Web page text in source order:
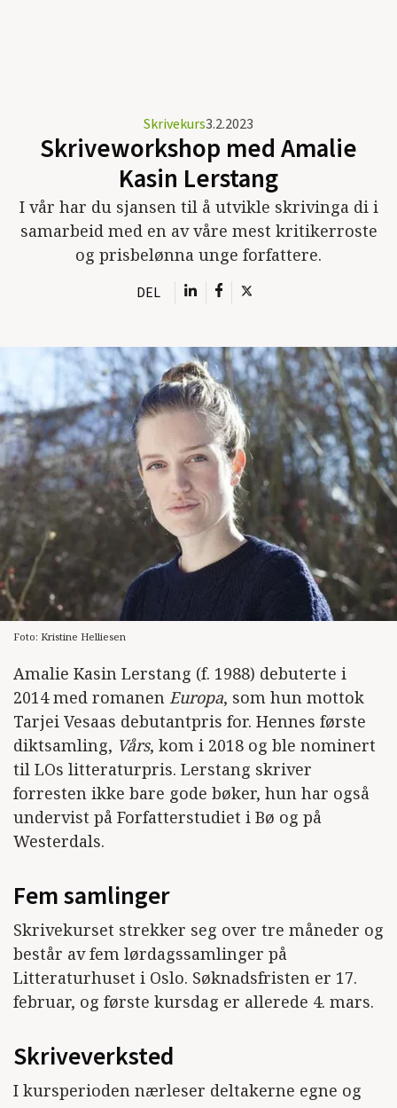
Skrivekurs3.2.2023
Skriveworkshop med Amalie
Kasin Lerstang
I vår har du sjansen til å utvikle skrivinga di i
samarbeid med en av våre mest kritikerroste
og prisbelønna unge forfattere.
DEL
Foto: Kristine Helliesen
Amalie Kasin Lerstang (f. 1988) debuterte i
2014 med romanen Europa, som hun mottok
Tarjei Vesaas debutantpris for. Hennes første
diktsamling, Vårs, kom i 2018 og ble nominert
til LOs litteraturpris. Lerstang skriver
forresten ikke bare gode bøker, hun har også
undervist på Forfatterstudiet i Bø og på
Westerdals.
Fem samlinger
Skrivekurset strekker seg over tre måneder og
består av fem lørdagssamlinger på
Litteraturhuset i Oslo. Søknadsfristen er 17.
februar, og første kursdag er allerede 4. mars.
Skriveverksted
I kursperioden nærleser deltakerne egne og